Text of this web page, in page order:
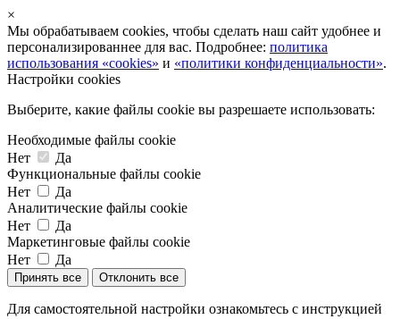
×
Мы обрабатываем cookies, чтобы сделать наш сайт удобнее и
персонализированнее для вас. Подробнее: политика
использования «cookies» и «политики конфиденциальности».
Настройки cookies
Выберите, какие файлы cookie вы разрешаете использовать:
Необходимые файлы cookie
Нет
Да
Функциональные файлы cookie
Нет
Да
Аналитические файлы cookie
Нет
Да
Маркетинговые файлы cookie
Нет
Да
Принять все Отклонить все
Для самостоятельной настройки ознакомьтесь с инструкцией